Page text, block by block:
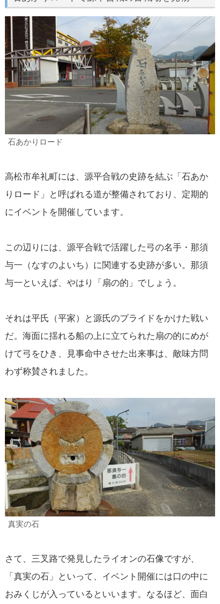
石あかりロード
高松市牟礼町には、源平合戦の史跡を結ぶ「石あか
りロード」と呼ばれる道が整備されており、定期的
にイベントを開催しています。
この辺りには、源平合戦で活躍した弓の名手・那須
与一（なすのよいち）に関連する史跡が多い。那須
与一といえば、やはり「扇の的」でしょう。
それは平氏（平家）と源氏のプライドをかけた戦い
だ。海面に揺れる船の上に立てられた扇の的にめが
けて弓をひき、見事命中させた出来事は、敵味方問
わず称賛されました。
真実の石
さて、三叉路で発見したライオンの石像ですが、
「真実の石」といって、イベント開催には口の中に
おみくじが入っているといいます。なるほど、面白